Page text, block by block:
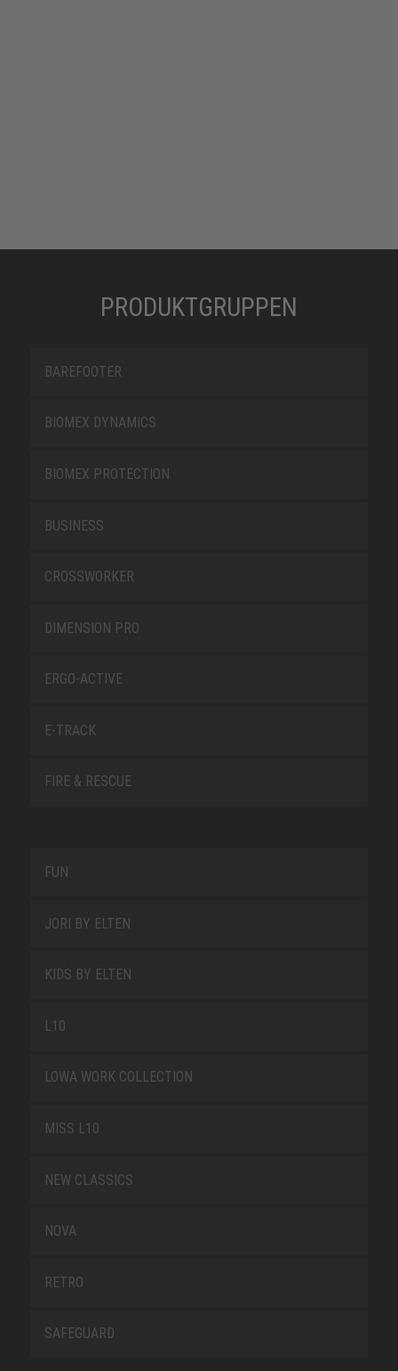
PRODUKTGRUPPEN
BAREFOOTER
BIOMEX DYNAMICS
BIOMEX PROTECTION
BUSINESS
CROSSWORKER
DIMENSION PRO
ERGO-ACTIVE
E-TRACK
FIRE & RESCUE
FUN
JORI BY ELTEN
KIDS BY ELTEN
L10
LOWA WORK COLLECTION
MISS L10
NEW CLASSICS
NOVA
RETRO
SAFEGUARD